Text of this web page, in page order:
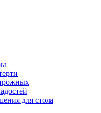
для стола